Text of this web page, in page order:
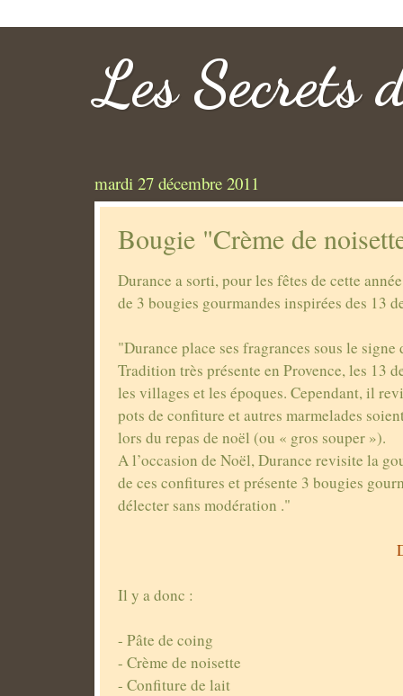
Les Secrets
mardi 27 décembre 2011
Bougie "Crème de
Durance a sorti, pour les fêtes de cette
de 3 bougies gourmandes inspirées des 13
"Durance place ses fragrances sous le
Tradition très présente en Provence, les 13
les villages et les époques. Cependant, il
pots de confiture et autres marmelades
lors du repas de noël (ou « gros souper »).
A l’occasion de Noël,Durance revisite la
de ces confitures et présente 3 bougies
délecter sans modération ."
Il y a donc :
- Pâte de coing
- Crème de noisette
- Confiture de lait